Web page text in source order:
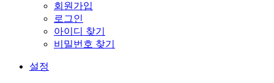
회원가입
로그인
아이디 찾기
비밀번호 찾기
설정